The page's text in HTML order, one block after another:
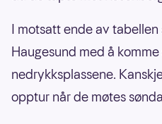
I motsatt ende av
Haugesund med å
nedrykksplassene.
opptur når de møtes